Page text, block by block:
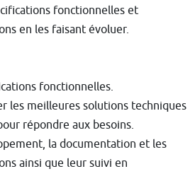
fonctionnelles et
en les faisant évoluer.
fonctionnelles.
les meilleures solutions techniques
répondre aux besoins.
la documentation et les
ainsi que leur suivi en